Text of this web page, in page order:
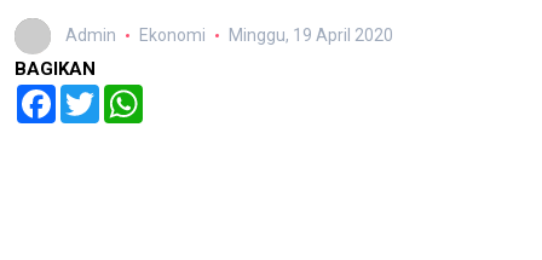
Admin Ekonomi Minggu, 19 April 2020
BAGIKAN
Facebook
Twitter